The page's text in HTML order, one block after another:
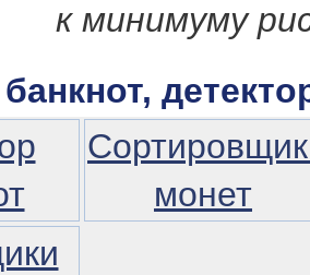
к минимуму
монет